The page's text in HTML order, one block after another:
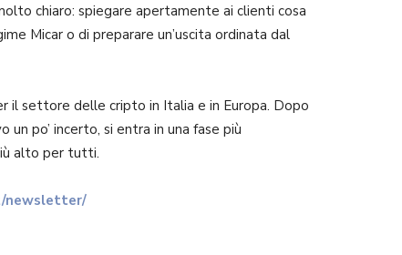
chiaro: spiegare apertamente ai clienti cosa
Micar o di preparare un’uscita ordinata dal
il settore delle cripto in Italia e in Europa. Dopo
un po’ incerto, si entra in una fase più
alto per tutti.
newsletter/